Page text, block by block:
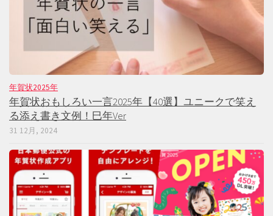
年賀状2025年
年賀状おもしろい一言2025年【40選】ユニークで笑え
る添え書き文例！巳年Ver
31 12月, 2024